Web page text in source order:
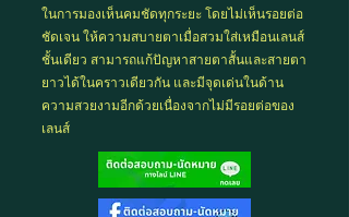
ในการมองเห็นคมชัดทุกระยะ โดยไม่เห็นรอยต่อ
ชัดเจน ให้ความสบายตาเมื่อสวมใส่เหมือนเลนส์
ชั้นเดียว สามารถแก้ปัญหาสายตาสั้นและสายตา
ยาวได้ในคราวเดียวกัน และมีจุดเด่นในด้าน
ความสวยงามอีกด้วยเนื่องจากไม่มีรอยต่อของ
เลนส์